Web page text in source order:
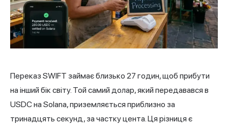
Переказ SWIFT займає близько 27 годин, щоб прибути
на інший бік світу. Той самий долар, який передавався в
USDC на Solana, приземляється приблизно за
тринадцять секунд, за частку цента. Ця різниця є